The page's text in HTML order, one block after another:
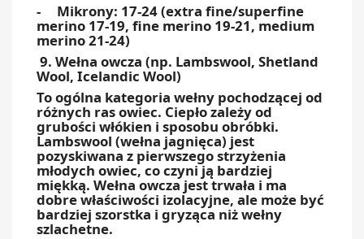
- Mikrony: 17-24 (extra fine/superfine
merino 17-19, fine merino 19-21, medium
merino 21-24)
9. Wełna owcza (np. Lambswool, Shetland
Wool, Icelandic Wool)
To ogólna kategoria wełny pochodzącej od
różnych ras owiec. Ciepło zależy od
grubości włókien i sposobu obróbki.
Lambswool (wełna jagnięca) jest
pozyskiwana z pierwszego strzyżenia
młodych owiec, co czyni ją bardziej
miękką. Wełna owcza jest trwała i ma
dobre właściwości izolacyjne, ale może być
bardziej szorstka i gryząca niż wełny
szlachetne.